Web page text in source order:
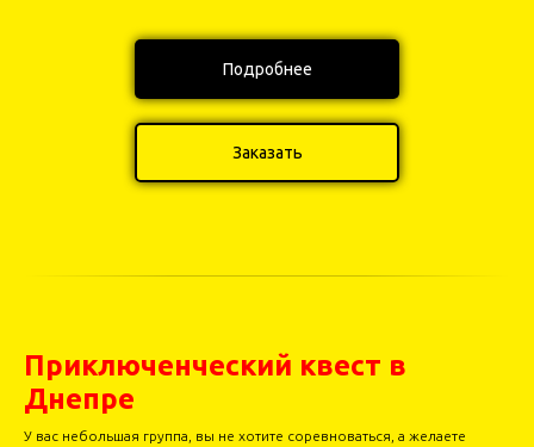
Подробнее
Заказать
Приключенческий квест в
Днепре
У вас небольшая группа, вы не хотите соревноваться, а желаете